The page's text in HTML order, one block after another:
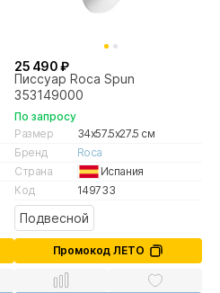
25 490 ₽
Писсуар Roca Spun
353149000
По запросу
Размер
34x57.5x27.5 см
Бренд
Roca
Страна
Испания
Код
149733
Подвесной
Промокод ЛЕТО